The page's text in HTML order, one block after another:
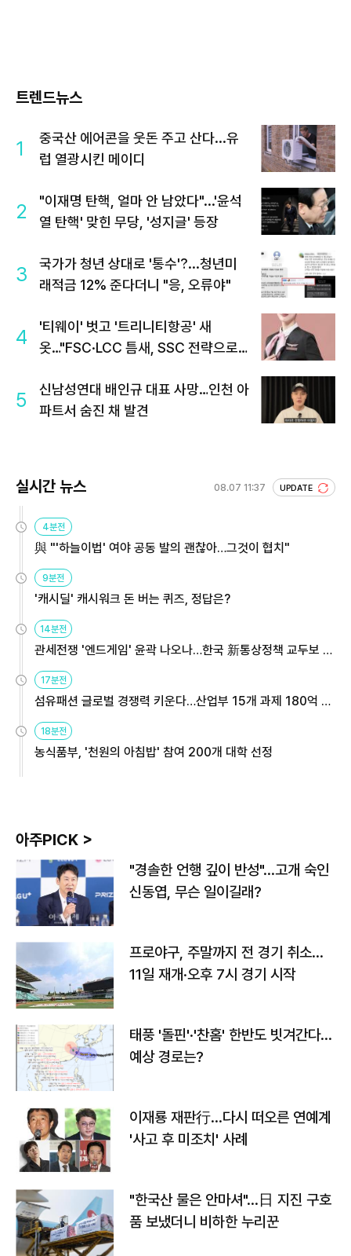
트렌드뉴스
1
중국산 에어콘을 웃돈 주고 산다...유
럽 열광시킨 메이디
2
"이재명 탄핵, 얼마 안 남았다"...'윤석
열 탄핵' 맞힌 무당, '성지글' 등장
3
국가가 청년 상대로 '통수'?...청년미
래적금 12% 준다더니 "응, 오류야"
4
'티웨이' 벗고 '트리니티항공' 새
옷…"FSC·LCC 틈새, SSC 전략으로
5
신남성연대 배인규 대표 사망…인천 아
파트서 숨진 채 발견
실시간 뉴스 08.07 11:37 UPDATE
4분전
與 "'하늘이법' 여야 공동 발의 괜찮아…그것이 협치"
9분전
'캐시딜' 캐시워크 돈 버는 퀴즈, 정답은?
14분전
관세전쟁 '엔드게임' 윤곽 나오나…한국 新통상정책 교두보 활
용해야
17분전
섬유패션 글로벌 경쟁력 키운다…산업부 15개 과제 180억 지
원
18분전
농식품부, '천원의 아침밥' 참여 200개 대학 선정
아주PICK >
"경솔한 언행 깊이 반성"…고개 숙인
신동엽, 무슨 일이길래?
프로야구, 주말까지 전 경기 취소…
11일 재개·오후 7시 경기 시작
태풍 '돌핀'·'찬홈' 한반도 빗겨간다…
예상 경로는?
이재룡 재판行…다시 떠오른 연예계
'사고 후 미조치' 사례
"한국산 물은 안마셔"…日 지진 구호
품 보냈더니 비하한 누리꾼